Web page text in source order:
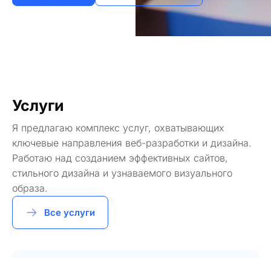
Услуги
Я предлагаю комплекс услуг, охватывающих
ключевые направления веб-разработки и дизайна.
Работаю над созданием эффективных сайтов,
стильного дизайна и узнаваемого визуального
образа.
Все услуги